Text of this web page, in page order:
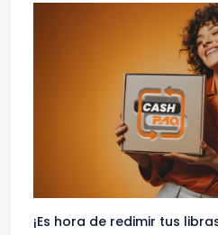
¡Es hora de redimir tus